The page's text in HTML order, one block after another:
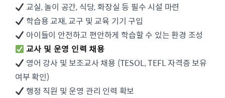
교실, 놀이 공간, 식당, 화장실 등 필수 시설 마련
학습용 교재, 교구 및 교육 기기 구입
아이들이 안전하고 편안하게 학습할 수 있는 환경 조성
교사 및 운영 인력 채용
영어 강사 및 보조교사 채용 (TESOL, TEFL 자격증 보유
여부 확인)
행정 직원 및 운영 관리 인력 확보